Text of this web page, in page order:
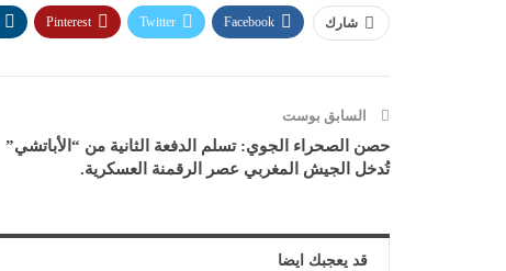
شارك Facebook
Twitter
Pinterest
السابق بوست
حصن الصحراء الجوي: تسلم الدفعة الثانية من “الأباتشي”
تُدخل الجيش المغربي عصر الرقمنة العسكرية.
قد يعجبك ايضا